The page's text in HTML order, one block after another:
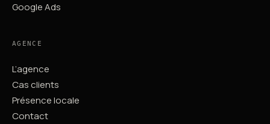
Google Ads
AGENCE
L’agence
Cas clients
Présence locale
Contact